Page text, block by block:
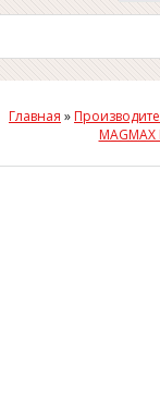
Главная »